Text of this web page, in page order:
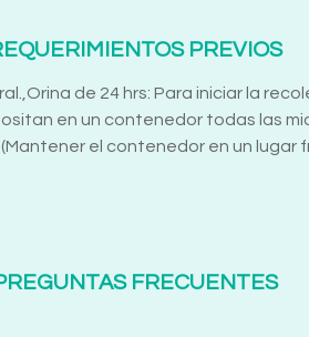
PREVIOS
de 24 hrs: Para iniciar la
en un contenedor todas las
el contenedor en un lugar
FRECUENTES